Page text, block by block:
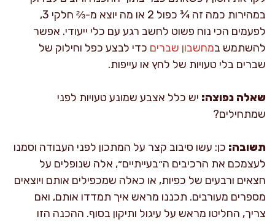
במהירות כמה זה ¾ כפול 2 או מה יוצא מ-⅔ חלקי 3,
לפעמים הכי נוח פשוט לחשב רגע עם כלי ייעודי. אפשר
להשתמש במחשבון שברים כדי לבצע כפל וחילוק של
שברים בלי טעויות של לחץ או עייפות.
שאלה נפוצה: יש כלל אצבע שמונע טעויות לפני
שמתחילים?
תשובה: כן: עשו סיבוב קצר על המתכון לפני העבודה וסמנו
לעצמכם את הרכיבים ה״בעייתיים״, אלה שנופלים על
חצאים ורבעים של כפיות, או כאלה שמכפילים אותם ויוצאים
מספרים מעורבים. תכננו מראש איך תמדדו אותם, ואם
צריך, החליטו מראש על עיגול ותיקון בסוף. ההכנה הזו